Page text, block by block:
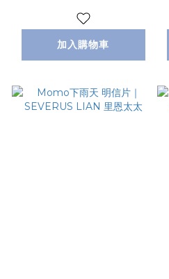
加入購物車